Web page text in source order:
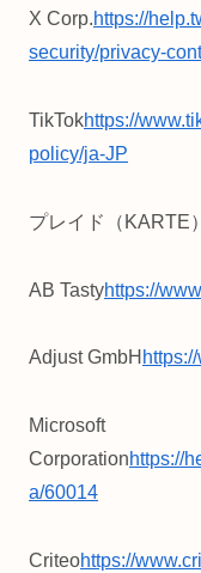
X Corp.https://
security/privacy-
TikTokhttps://
policy/ja-JP
プレイド（KARTE）
AB Tastyhttps://
Adjust GmbH
Microsoft
Corporationhttps://
a/60014
Criteohttps://